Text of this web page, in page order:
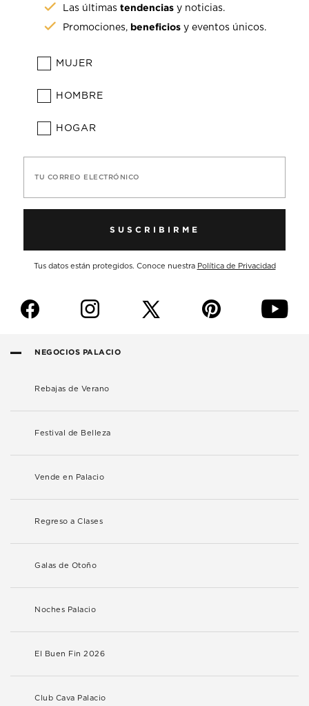
Las últimastendencias y noticias.
Promociones, beneficios y eventos únicos.
MUJER
HOMBRE
HOGAR
TU CORREO ELECTRÓNICO
SUSCRIBIRME
Tus datos están protegidos. Conoce nuestra Política de Privacidad
f i p y
NEGOCIOS PALACIO
Rebajas de Verano
Festival de Belleza
Vende en Palacio
Regreso a Clases
Galas de Otoño
Noches Palacio
El Buen Fin 2026
Club Cava Palacio